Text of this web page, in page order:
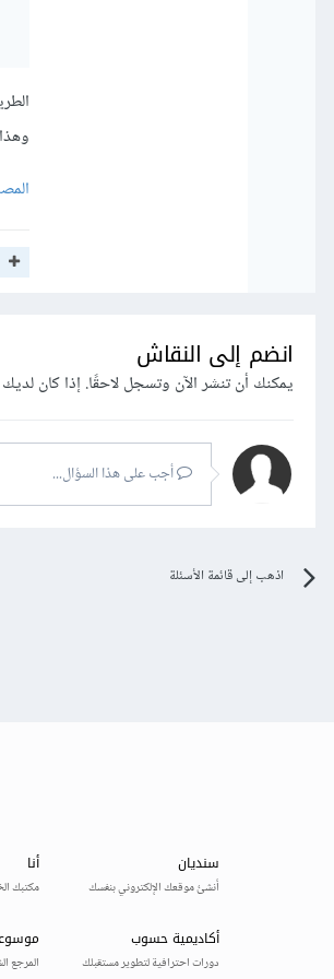
انضم إلى النقاش
يمكنك أن تنشر الآن وتسجل لاحقًا. إذا كان
أجب على هذا السؤال...
اذهب إلى قائمة الأسئلة